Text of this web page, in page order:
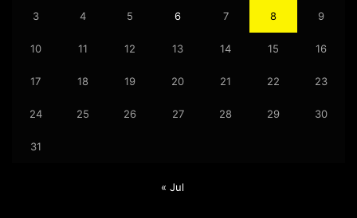
3 4 5 6 7 8 9
10 11 12 13 14 15 16
17 18 19 20 21 22 23
24 25 26 27 28 29 30
31
« Jul